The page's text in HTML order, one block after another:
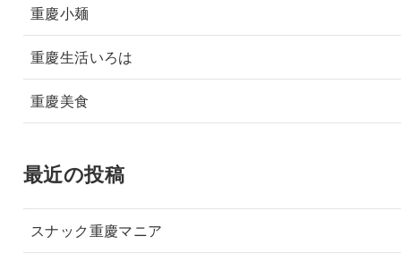
重慶小麺
重慶生活いろは
重慶美食
最近の投稿
スナック重慶マニア